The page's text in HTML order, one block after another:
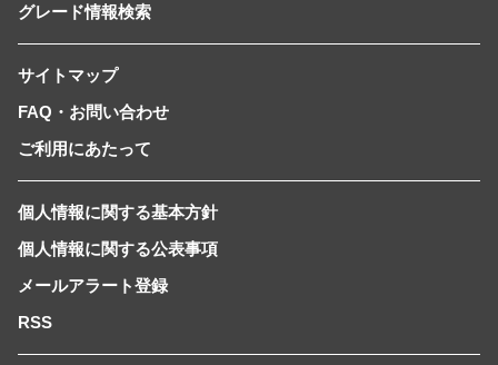
グレード情報検索
サイトマップ
FAQ・お問い合わせ
ご利用にあたって
個人情報に関する基本方針
個人情報に関する公表事項
メールアラート登録
RSS